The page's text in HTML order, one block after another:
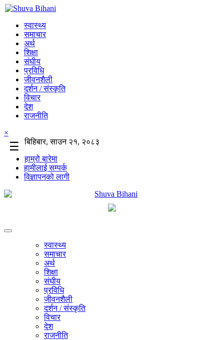
स्वास्थ्य
समाचार
अर्थ
शिक्षा
संघीय
प्रविधि
जीवनशैली
दर्शन / संस्कृति
विचार
देश
राजनीति
×
☰
बिहिबार, साउन २१, २०८३
हाम्रो बारेमा
हामीलाई सम्पर्क
विज्ञापनको लागी
स्वास्थ्य
समाचार
अर्थ
शिक्षा
संघीय
प्रविधि
जीवनशैली
दर्शन / संस्कृति
विचार
देश
राजनीति